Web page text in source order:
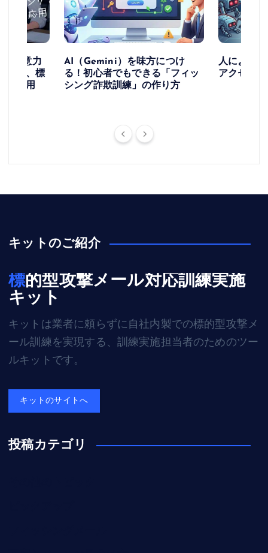
ー注意力
グと、標
の応用
AI（Gemini）を味方につけ
る！初心者でもできる「フィッ
シング詐欺訓練」の作り方
人による
アクセス
キットのご紹介
標的型攻撃メール対応訓練実施
キット
キットは業者に頼らずに自社内製での標的型攻撃メ
ール訓練を実現する、訓練実施担当者のためのツー
ルキットです。
キットのサイトへ
投稿カテゴリ